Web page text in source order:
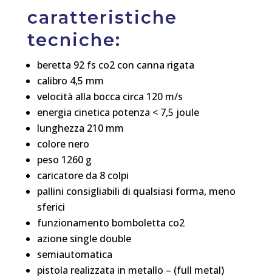
caratteristiche
tecniche:
beretta 92 fs co2 con canna rigata
calibro 4,5 mm
velocità alla bocca circa 120 m/s
energia cinetica potenza < 7,5 joule
lunghezza 210 mm
colore nero
peso 1260 g
caricatore da 8 colpi
pallini consigliabili di qualsiasi forma, meno
sferici
funzionamento bomboletta co2
azione single double
semiautomatica
pistola realizzata in metallo – (full metal)